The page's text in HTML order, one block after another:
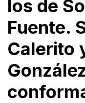
los de
Fuente.
Calerito